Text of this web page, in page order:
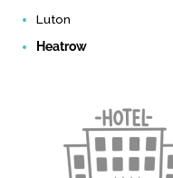
Luton
Heatrow